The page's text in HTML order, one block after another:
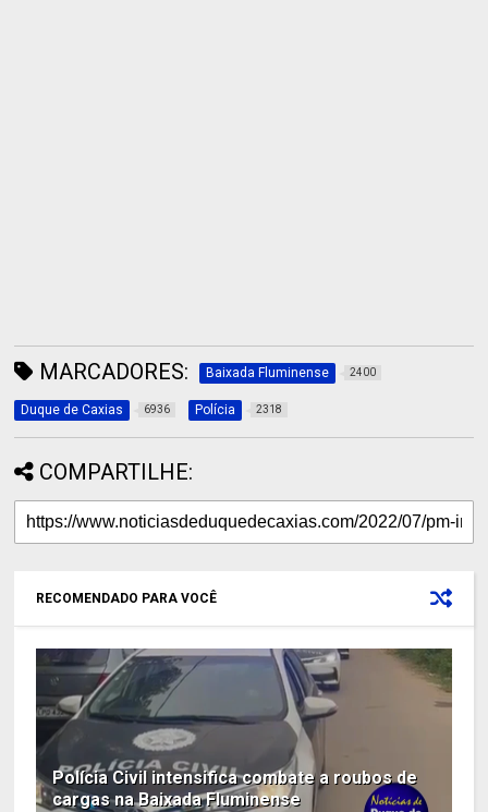
MARCADORES: Baixada Fluminense 2400
Duque de Caxias 6936 Polícia 2318
COMPARTILHE:
RECOMENDADO PARA VOCÊ
Polícia Civil intensifica combate a roubos de
cargas na Baixada Fluminense